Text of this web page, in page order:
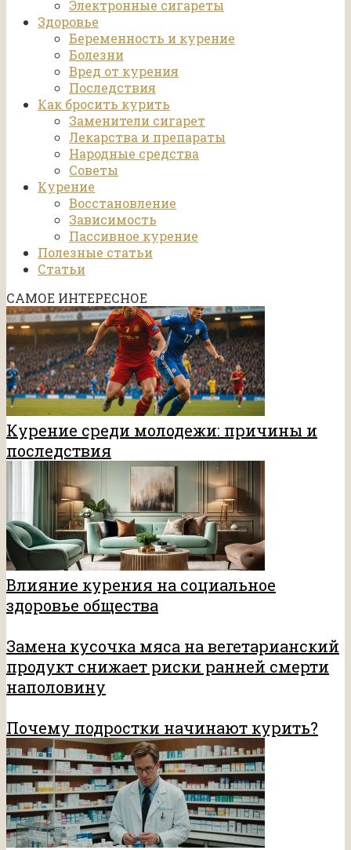
Электронные сигареты
Здоровье
Беременность и курение
Болезни
Вред от курения
Последствия
Как бросить курить
Заменители сигарет
Лекарства и препараты
Народные средства
Советы
Курение
Восстановление
Зависимость
Пассивное курение
Полезные статьи
Статьи
САМОЕ ИНТЕРЕСНОЕ
Курение среди молодежи: причины и
последствия
Влияние курения на социальное
здоровье общества
Замена кусочка мяса на вегетарианский
продукт снижает риски ранней смерти
наполовину
Почему подростки начинают курить?